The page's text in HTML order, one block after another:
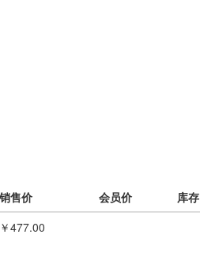
销售价 会员价 库存
￥477.00